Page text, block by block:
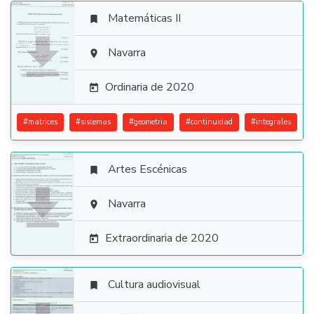

 Matemáticas II
 Navarra
 Ordinaria de 2020
#matrices #sistemas #geometria #continuidad #integrales

 Artes Escénicas
 Navarra
 Extraordinaria de 2020
 Cultura audiovisual